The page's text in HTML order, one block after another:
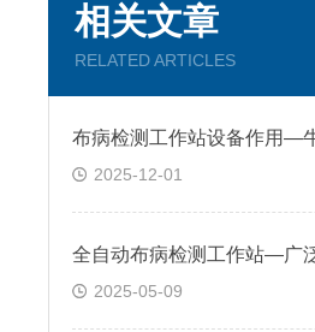
相关文章
RELATED ARTICLES
2025-12-01
2025-05-09